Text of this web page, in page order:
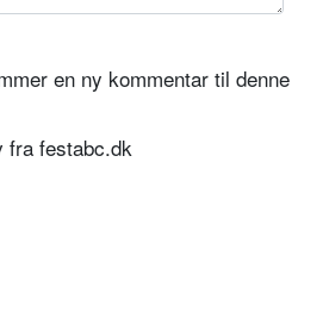
en ny kommentar til denne
fra festabc.dk